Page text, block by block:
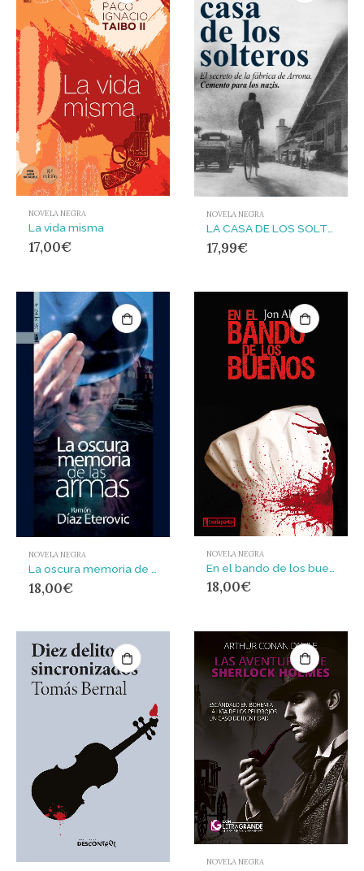
NOVELA NEGRA
La vida misma
17,00€
NOVELA NEGRA
LA CASA DE LOS SOLTEROS : El secreto de la fábrica de Arrona. Cemento para los nazis.
17,99€
NOVELA NEGRA
18,00€
NOVELA NEGRA
18,00€
NOVELA NEGRA